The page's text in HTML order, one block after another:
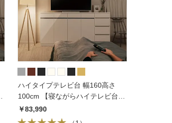
ハイタイプテレビ台 幅160高さ
100cm 【寝ながらハイテレビ台シ
リーズ】
￥83,990